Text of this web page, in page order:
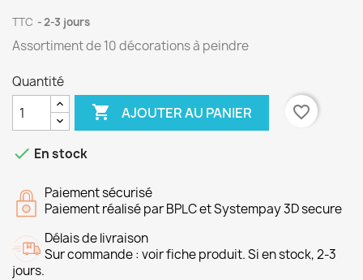
TTC 2-3 jours
Assortiment de 10 décorations à peindre
Quantité
 AJOUTER AU PANIER favorite_border
 En stock
Paiement sécurisé
Paiement réalisé par BPLC et Systempay 3D secure
Délais de livraison
Sur commande : voir fiche produit. Si en stock, 2-3
jours.